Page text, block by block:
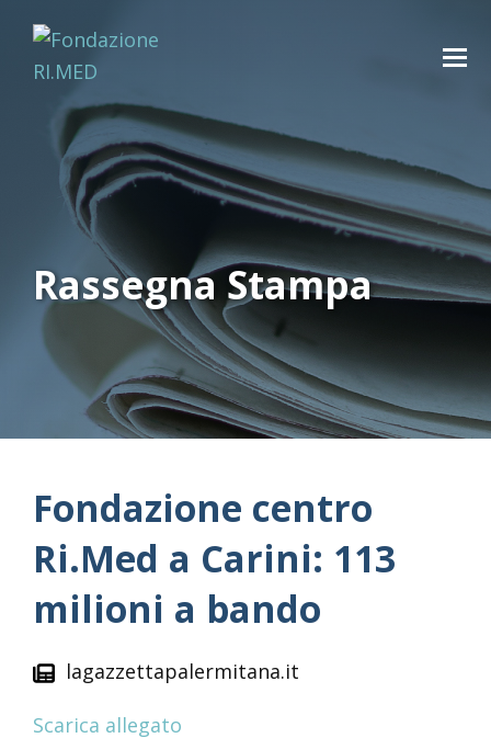
Rassegna Stampa
Fondazione centro
Ri.Med a Carini: 113
milioni a bando
lagazzettapalermitana.it
Scarica allegato